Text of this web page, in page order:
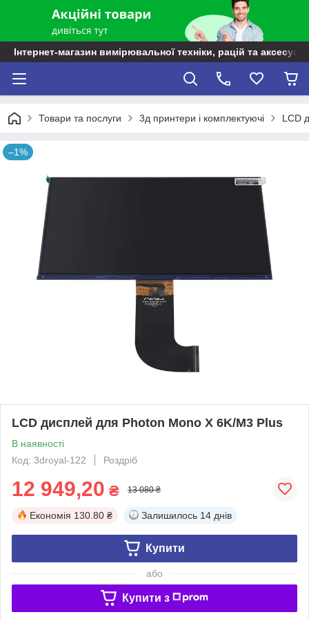
Інтернет-магазин вимірювальної техніки, рацій та
Товари та послуги 3д принтери і комплектуючі LCD
–1%
LCD дисплей для Photon Mono X 6K/M3 Plus
В наявності
Код: 3droyal-122
Роздріб
12 949,20 ₴ 13 080 ₴
Економія 130.80 ₴ Залишилось 14 днів
Купити
або
Купити з